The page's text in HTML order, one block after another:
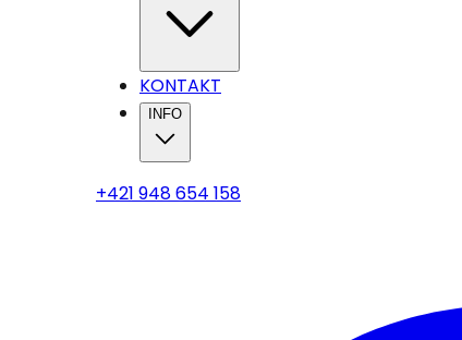
KONTAKT
INFO
+421 948 654 158